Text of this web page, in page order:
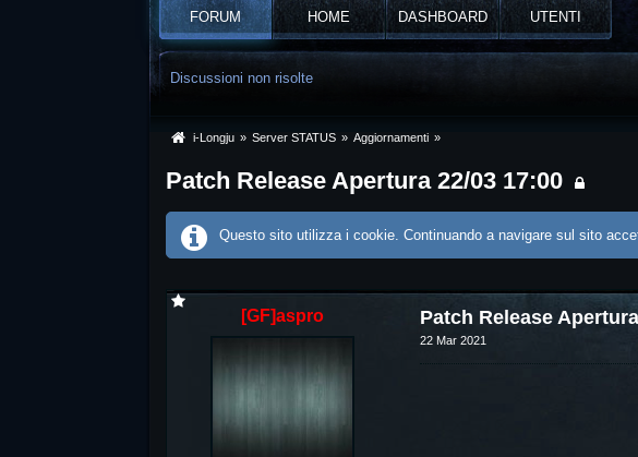
FORUM HOME DASHBOARD UTENTI
Discussioni non risolte
i-Longju » Server STATUS » Aggiornamenti »
Patch Release Apertura 22/03 17:00
Questo sito utilizza i cookie. Continuando a navigare sul sito
[GF]aspro Patch Release
22 Mar 2021